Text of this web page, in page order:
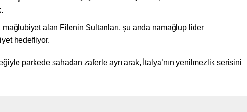
alan Filenin Sultanları, şu anda namağlup lider
hedefliyor.
parkede sahadan zaferle ayrılarak, İtalya’nın yenilmezlik serisini